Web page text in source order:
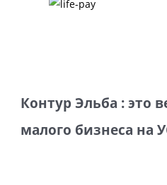
Контур Эльба : это
малого бизнеса на